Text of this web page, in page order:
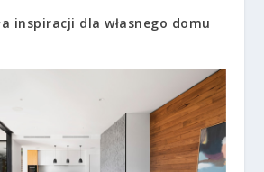
inspiracji dla własnego domu